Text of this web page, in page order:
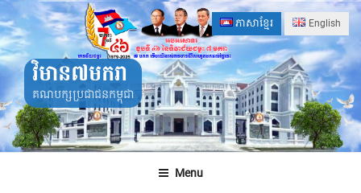
Skip
to
content
ភាសាខ្មែរ English
វិមាន៧មករា
គណបក្សប្រជាជនកម្ពុជា
Menu